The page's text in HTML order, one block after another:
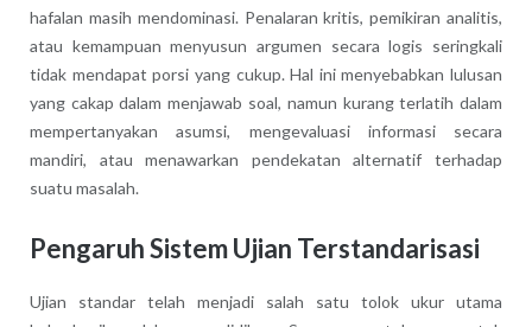
hafalan masih mendominasi. Penalaran kritis, pemikiran analitis,
atau kemampuan menyusun argumen secara logis seringkali
tidak mendapat porsi yang cukup. Hal ini menyebabkan lulusan
yang cakap dalam menjawab soal, namun kurang terlatih dalam
mempertanyakan asumsi, mengevaluasi informasi secara
mandiri, atau menawarkan pendekatan alternatif terhadap
suatu masalah.
Pengaruh Sistem Ujian Terstandarisasi
Ujian standar telah menjadi salah satu tolok ukur utama